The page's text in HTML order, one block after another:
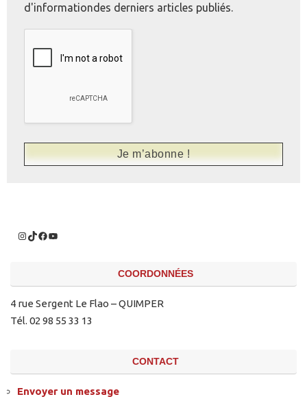
d'informationdes derniers articles publiés.
COORDONNÉES
4 rue Sergent Le Flao – QUIMPER
Tél. 02 98 55 33 13
CONTACT
Envoyer un message